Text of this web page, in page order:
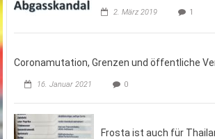
2. März 2019 1
Coronamutation, Grenzen und öffentliche
16. Januar 2021 0
Frosta ist auch für